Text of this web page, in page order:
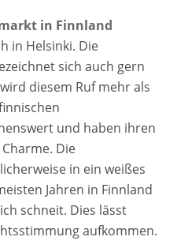
in Finnland
in Helsinki. Die
sich auch gern
diesem Ruf mehr als
und haben ihren
Die
in ein weißes
Jahren in Finnland
schneit. Dies lässt
aufkommen.